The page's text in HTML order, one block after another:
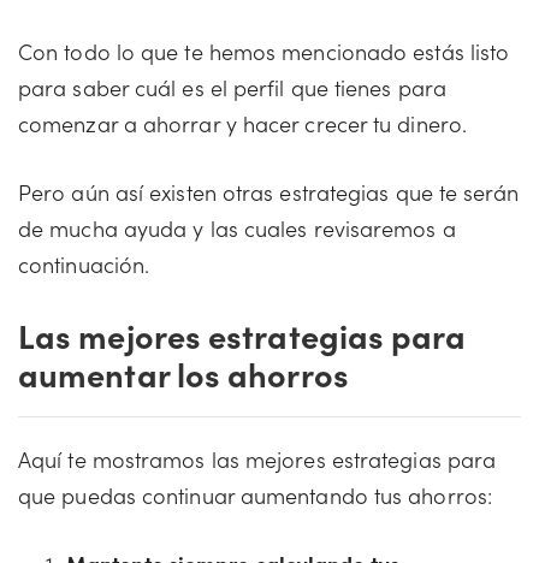
Con todo lo que te hemos mencionado estás listo
para saber cuál es el perfil que tienes para
comenzar a ahorrar y hacer crecer tu dinero.
Pero aún así existen otras estrategias que te serán
de mucha ayuda y las cuales revisaremos a
continuación.
Las mejores estrategias para
aumentar los ahorros
Aquí te mostramos las mejores estrategias para
que puedas continuar aumentando tus ahorros: